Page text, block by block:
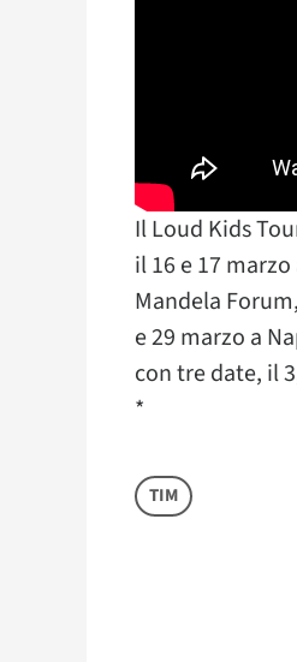
Il Loud Kids
il 16 e 17
Mandela
e 29 marzo a
con tre date, il
*
TIM